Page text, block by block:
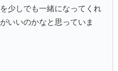
少しでも一緒になってくれ
いいのかなと思っていま